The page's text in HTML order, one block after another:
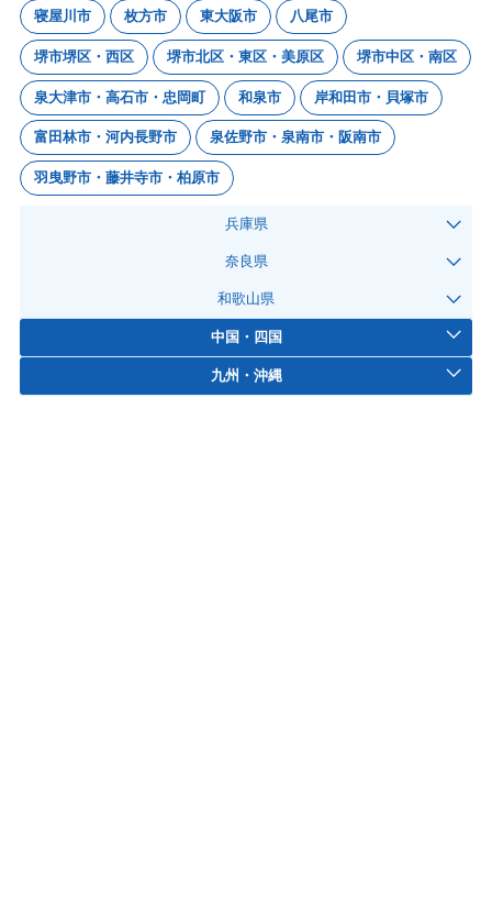
寝屋川市 枚方市 東大阪市 八尾市
堺市堺区・西区 堺市北区・東区・美原区 堺市中区・南区
泉大津市・高石市・忠岡町 和泉市 岸和田市・貝塚市
富田林市・河内長野市 泉佐野市・泉南市・阪南市
羽曳野市・藤井寺市・柏原市
兵庫県
奈良県
和歌山県
中国・四国
九州・沖縄